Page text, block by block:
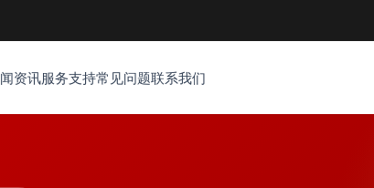
资讯服务支持常见问题联系我们